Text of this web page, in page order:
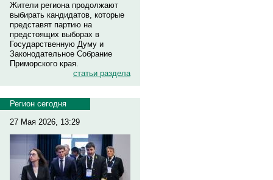
Жители региона продолжают
выбирать кандидатов, которые
представят партию на
предстоящих выборах в
Государственную Думу и
Законодательное Собрание
Приморского края.
статьи раздела
Регион сегодня
27 Мая 2026, 13:29